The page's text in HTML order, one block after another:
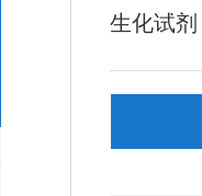
生化试剂